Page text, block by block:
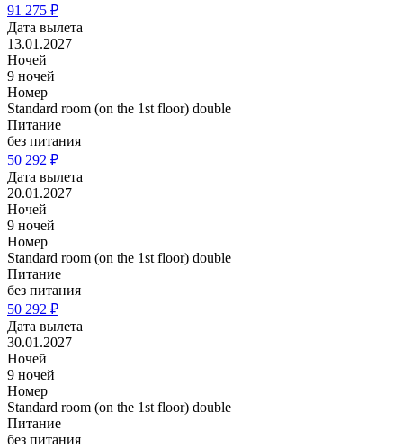
91 275 ₽
Дата вылета
13.01.2027
Ночей
9 ночей
Номер
Standard room (on the 1st floor) double
Питание
без питания
50 292 ₽
Дата вылета
20.01.2027
Ночей
9 ночей
Номер
Standard room (on the 1st floor) double
Питание
без питания
50 292 ₽
Дата вылета
30.01.2027
Ночей
9 ночей
Номер
Standard room (on the 1st floor) double
Питание
без питания